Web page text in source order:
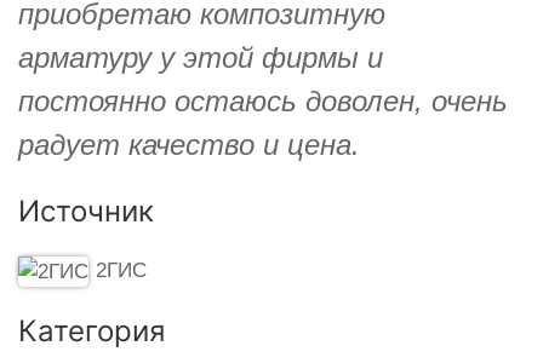
приобретаю композитную
арматуру у этой фирмы и
постоянно остаюсь доволен, очень
радует качество и цена.
Источник
2ГИС
Категория